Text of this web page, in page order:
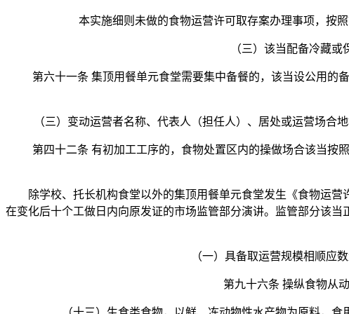
本实施细则未做的食物运营许可取存案办理事项，按照
（三）该当配备冷藏或
第六十一条 集顶用餐单元食堂需要集中备餐的，该当设公用的备
（三）变动运营者名称、代表人（担任人）、居处或运营场合地
第四十二条 有初加工工序的，食物处置区内的操做场合该当按照
除学校、托长机构食堂以外的集顶用餐单元食堂发生《食物运营
在变化后十个工做日内向原发证的市场监管部分演讲。监管部分该
（一）具备取运营规模相顺应数
第九十六条 操纵食物从动